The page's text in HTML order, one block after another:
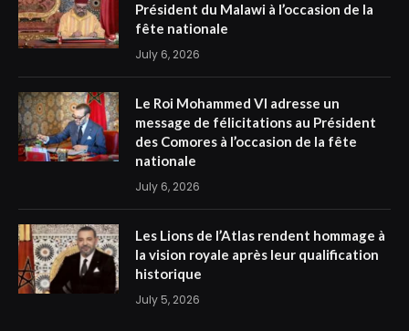
Président du Malawi à l’occasion de la
fête nationale
July 6, 2026
Le Roi Mohammed VI adresse un
message de félicitations au Président
des Comores à l’occasion de la fête
nationale
July 6, 2026
Les Lions de l’Atlas rendent hommage à
la vision royale après leur qualification
historique
July 5, 2026